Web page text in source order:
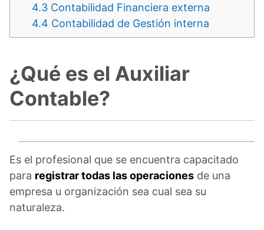
4.3 Contabilidad Financiera externa
4.4 Contabilidad de Gestión interna
¿Qué es el Auxiliar
Contable?
Es el profesional que se encuentra capacitado
para registrar todas las operaciones de una
empresa u organización sea cual sea su
naturaleza.